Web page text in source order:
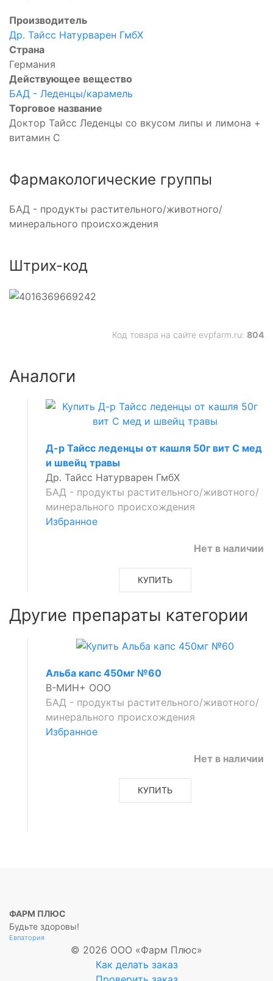
Производитель
Др. Тайсс Натурварен ГмбХ
Страна
Германия
Действующее вещество
БАД - Леденцы/карамель
Торговое название
Доктор Тайсс Леденцы со вкусом липы и лимона +
витамин С
Фармакологические группы
БАД - продукты растительного/животного/
минерального происхождения
Штрих-код
Код товара на сайте evpfarm.ru: 804
Аналоги
Д-р Тайсс леденцы от кашля 50г вит С мед
и швейц травы
Др. Тайсс Натурварен ГмбХ
БАД - продукты растительного/животного/
минерального происхождения
Избранное
Нет в наличии
КУПИТЬ
Другие препараты категории
Альба капс 450мг №60
В-МИН+ ООО
БАД - продукты растительного/животного/
минерального происхождения
Избранное
Нет в наличии
КУПИТЬ
ФАРМ ПЛЮС
Будьте здоровы!
Евпатория
© 2026 ООО «Фарм Плюс»
Как делать заказ